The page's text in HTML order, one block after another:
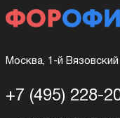
Москва, 1-й Вязовский
+7 (495) 228-